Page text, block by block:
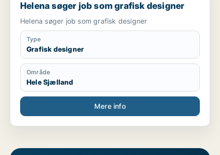
Helena søger job som grafisk designer
Helena søger job som grafisk designer
Type
Grafisk designer
Område
Hele Sjælland
Mere info